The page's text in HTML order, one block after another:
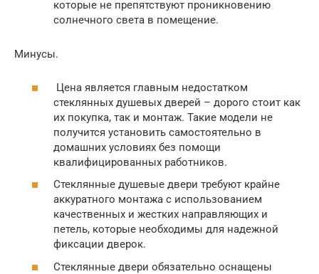
которые не препятствуют проникновению
солнечного света в помещение.
Минусы.
Цена является главным недостатком
стеклянных душевых дверей – дорого стоит как
их покупка, так и монтаж. Такие модели не
получится установить самостоятельно в
домашних условиях без помощи
квалифицированных работников.
Стеклянные душевые двери требуют крайне
аккуратного монтажа с использованием
качественных и жестких направляющих и
петель, которые необходимы для надежной
фиксации дверок.
Стеклянные двери обязательно оснащены